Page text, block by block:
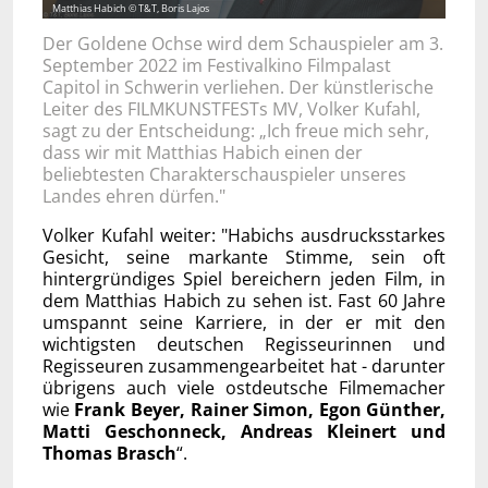
Matthias Habich © T&T, Boris Lajos
Der Goldene Ochse wird dem Schauspieler am 3.
September 2022 im Festivalkino Filmpalast
Capitol in Schwerin verliehen. Der künstlerische
Leiter des FILMKUNSTFESTs MV, Volker Kufahl,
sagt zu der Entscheidung: „Ich freue mich sehr,
dass wir mit Matthias Habich einen der
beliebtesten Charakterschauspieler unseres
Landes ehren dürfen."
Volker Kufahl weiter: "Habichs ausdrucksstarkes
Gesicht, seine markante Stimme, sein oft
hintergründiges Spiel bereichern jeden Film, in
dem Matthias Habich zu sehen ist. Fast 60 Jahre
umspannt seine Karriere, in der er mit den
wichtigsten deutschen Regisseurinnen und
Regisseuren zusammengearbeitet hat - darunter
übrigens auch viele ostdeutsche Filmemacher
wieFrank Beyer, Rainer Simon, Egon Günther,
Matti Geschonneck, Andreas Kleinert und
Thomas Brasch“.